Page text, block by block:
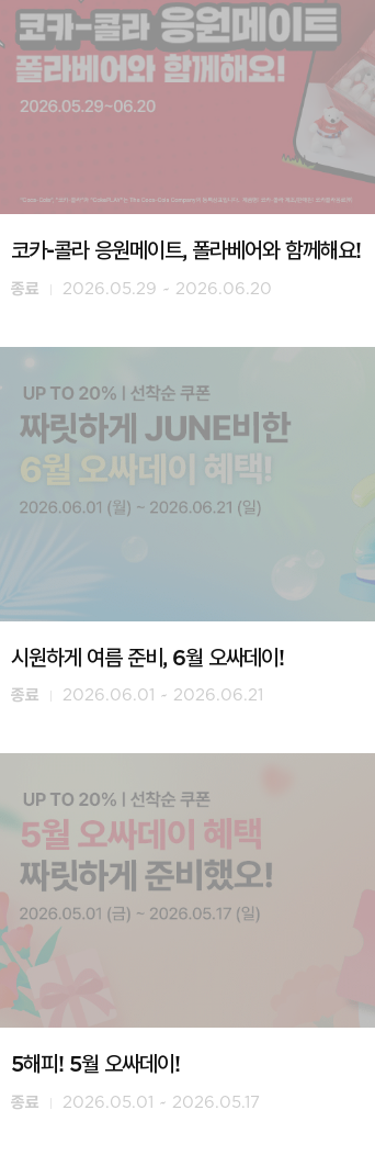
코카-콜라 응원메이트, 폴라베어와 함께해요!
종료 2026.05.29 ~ 2026.06.20
시원하게 여름 준비, 6월 오싸데이!
종료 2026.06.01 ~ 2026.06.21
5해피! 5월 오싸데이!
종료 2026.05.01 ~ 2026.05.17